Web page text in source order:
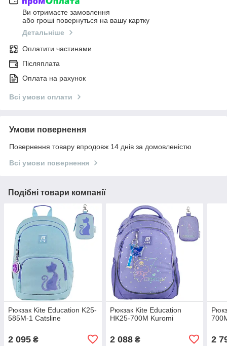
Ви отримаєте замовлення
або гроші повернуться на вашу картку
Детальніше
Оплатити частинами
Післяплата
Оплата на рахунок
Всі умови оплати
Умови повернення
Повернення товару впродовж 14 днів за домовленістю
Всі умови повернення
Подібні товари компанії
Рюкзак Kite Education K25-
585M-1 Catsline
2 095 ₴
Рюкзак Kite Education
HK25-700M Kuromi
2 088₴ 2